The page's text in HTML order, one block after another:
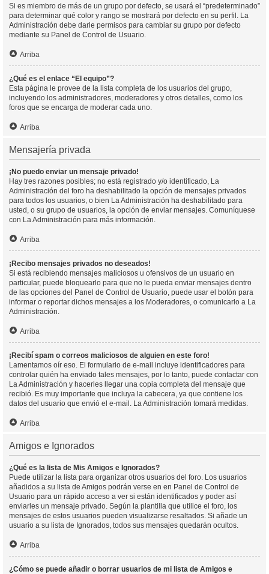
Si es miembro de más de un grupo por defecto, se usará el “predeterminado”
para determinar qué color y rango se mostrará por defecto en su perfil. La
Administración debe darle permisos para cambiar su grupo por defecto
mediante su Panel de Control de Usuario.
Arriba
¿Qué es el enlace “El equipo”?
Esta página le provee de la lista completa de los usuarios del grupo,
incluyendo los administradores, moderadores y otros detalles, como los
foros que se encarga de moderar cada uno.
Arriba
Mensajería privada
¡No puedo enviar un mensaje privado!
Hay tres razones posibles; no está registrado y/o identificado, La
Administración del foro ha deshabilitado la opción de mensajes privados
para todos los usuarios, o bien La Administración ha deshabilitado para
usted, o su grupo de usuarios, la opción de enviar mensajes. Comuníquese
con La Administración para más información.
Arriba
¡Recibo mensajes privados no deseados!
Si está recibiendo mensajes maliciosos u ofensivos de un usuario en
particular, puede bloquearlo para que no le pueda enviar mensajes dentro
de las opciones del Panel de Control de Usuario, puede usar el botón para
informar o reportar dichos mensajes a los Moderadores, o comunicarlo a La
Administración.
Arriba
¡Recibí spam o correos maliciosos de alguien en este foro!
Lamentamos oír eso. El formulario de e-mail incluye identificadores para
controlar quién ha enviado tales mensajes, por lo tanto, puede contactar con
La Administración y hacerles llegar una copia completa del mensaje que
recibió. Es muy importante que incluya la cabecera, ya que contiene los
datos del usuario que envió el e-mail. La Administración tomará medidas.
Arriba
Amigos e Ignorados
¿Qué es la lista de Mis Amigos e Ignorados?
Puede utilizar la lista para organizar otros usuarios del foro. Los usuarios
añadidos a su lista de Amigos podrán verse en en Panel de Control de
Usuario para un rápido acceso a ver si están identificados y poder así
enviarles un mensaje privado. Según la plantilla que utilice el foro, los
mensajes de estos usuarios pueden visualizarse resaltados. Si añade un
usuario a su lista de Ignorados, todos sus mensajes quedarán ocultos.
Arriba
¿Cómo se puede añadir o borrar usuarios de mi lista de Amigos e